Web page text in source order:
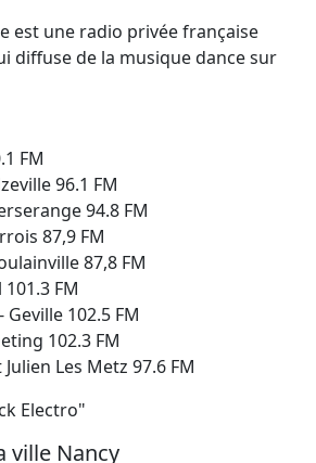
est une radio privée française
diffuse de la musique dance sur
FM
96.1 FM
94.8 FM
87,9 FM
87,8 FM
FM
Geville 102.5 FM
102.3 FM
Les Metz 97.6 FM
Electro"
ville Nancy